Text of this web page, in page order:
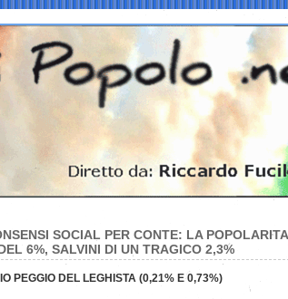
SOCIAL PER CONTE: LA
6%, SALVINI DI UN TRAGICO 2,3%
PEGGIO DEL LEGHISTA (0,21% E 0,73%)